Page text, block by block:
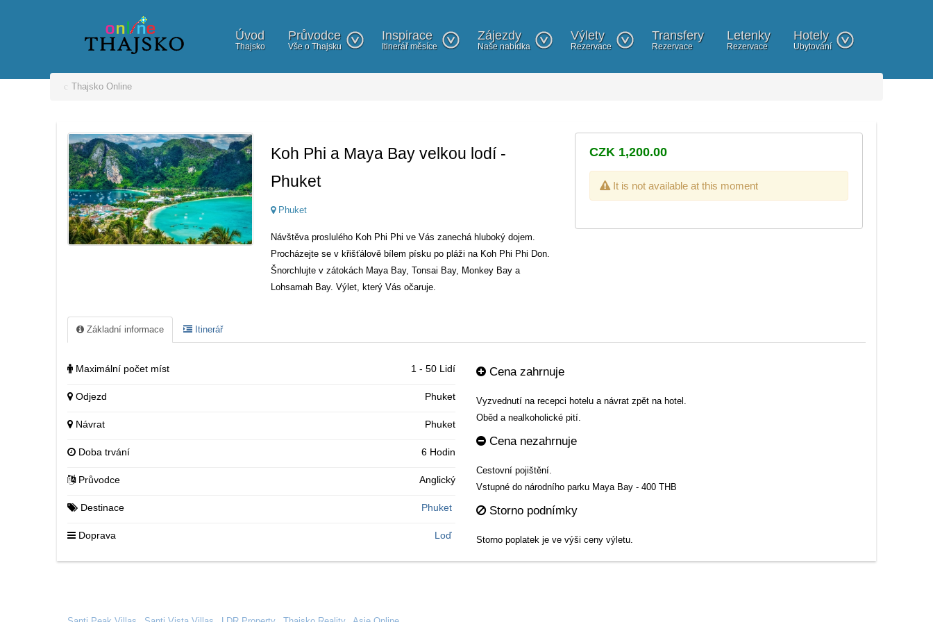
Úvod
Thajsko
Průvodce
Vše o Thajsku
Inspirace
Itinerář měsíce
Zájezdy
Naše nabídka
Výlety
Rezervace
Transfery
Rezervace
Letenky
Rezervace
Hotely
Ubytování
Thajsko Online
Koh Phi a Maya Bay velkou lodí -
Phuket
Phuket
Návštěva proslulého Koh Phi Phi ve Vás zanechá hluboký dojem.
Procházejte se v křišťálově bílem písku po pláži na Koh Phi Phi Don.
Šnorchlujte v zátokách Maya Bay, Tonsai Bay, Monkey Bay a
Lohsamah Bay. Výlet, který Vás očaruje.
CZK 1,200.00
It is not available at this moment
Základní informace Itinerář
Maximální počet míst 1 - 50 Lidí
Odjezd Phuket
Návrat Phuket
Doba trvání 6 Hodin
Průvodce Anglický
Destinace Phuket
Doprava Loď
Cena zahrnuje
Vyzvednutí na recepci hotelu a návrat zpět na hotel.
Oběd a nealkoholické pití.
Cena nezahrnuje
Cestovní pojištění.
Vstupné do národního parku Maya Bay - 400 THB
Storno podnímky
Storno poplatek je ve výši ceny výletu.